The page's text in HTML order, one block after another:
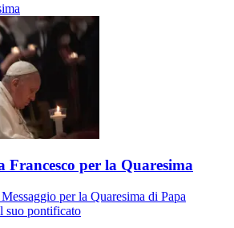
Francesco per la Quaresima
per la Quaresima di Papa
suo pontificato